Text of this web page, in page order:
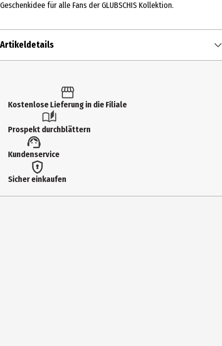
Geschenkidee für alle Fans der GLUBSCHIS Kollektion.
Artikeldetails
Produkttyp
Schlüsselanhänger
Materialdetails
Polyester
Kostenlose Lieferung in die Filiale
Prospekt durchblättern
Kundenservice
Sicher einkaufen